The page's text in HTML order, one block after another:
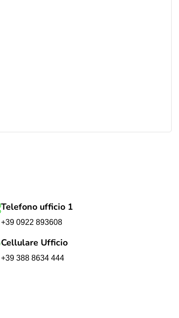
Telefono ufficio 1
+39 0922 893608
Cellulare Ufficio
+39 388 8634 444